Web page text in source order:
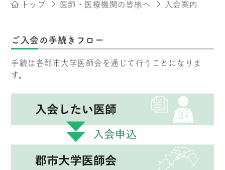
トップ 医師・医療機関の皆様へ 入会案内
ご入会の手続きフロー
手続は各郡市大学医師会を通じて行うことになりま
す。
医師・医療機関の皆様へ